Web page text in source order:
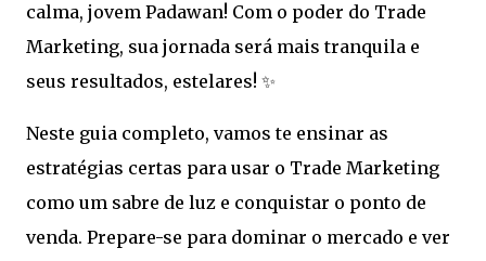
calma, jovem Padawan! Com o poder do Trade
Marketing, sua jornada será mais tranquila e
seus resultados, estelares! ✨
Neste guia completo, vamos te ensinar as
estratégias certas para usar o Trade Marketing
como um sabre de luz e conquistar o ponto de
venda. Prepare-se para dominar o mercado e ver